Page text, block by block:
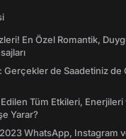
En Özel Romantik,
Gerçekler de Saadetiniz de
Tüm Etkileri, Enerjileri
Yarar?
WhatsApp, Instagram